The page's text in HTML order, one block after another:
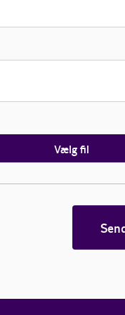
Vælg fil
Send